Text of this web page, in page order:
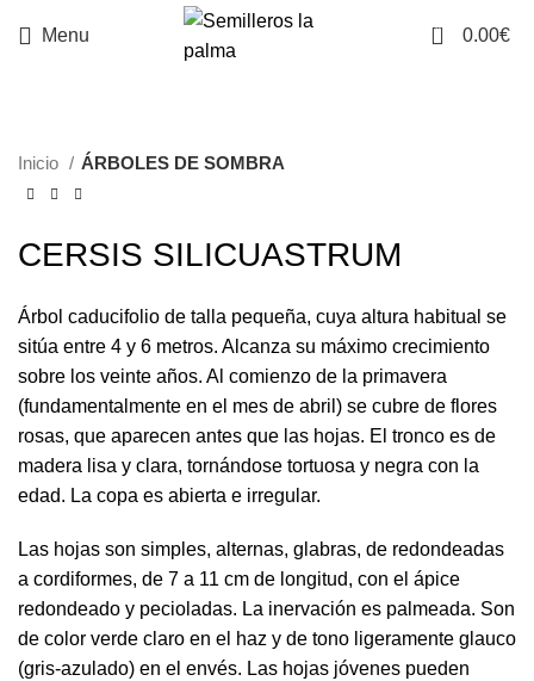
Menu 0 0.00€
Inicio ÁRBOLES DE SOMBRA
CERSIS SILICUASTRUM
Árbol caducifolio de talla pequeña, cuya altura habitual se
sitúa entre 4 y 6 metros. Alcanza su máximo crecimiento
sobre los veinte años. Al comienzo de la primavera
(fundamentalmente en el mes de abril) se cubre de flores
rosas, que aparecen antes que las hojas. El tronco es de
madera lisa y clara, tornándose tortuosa y negra con la
edad. La copa es abierta e irregular.
Las hojas son simples, alternas, glabras, de redondeadas
a cordiformes, de 7 a 11 cm de longitud, con el ápice
redondeado y pecioladas. La inervación es palmeada. Son
de color verde claro en el haz y de tono ligeramente glauco
(gris-azulado) en el envés. Las hojas jóvenes pueden